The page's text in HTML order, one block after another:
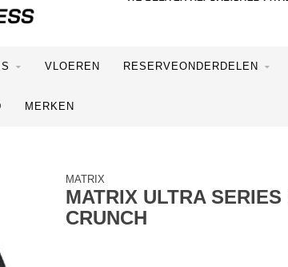
VLOEREN RESERVEONDERDELEN
MERKEN
MATRIX
MATRIX ULTRA
CRUNCH